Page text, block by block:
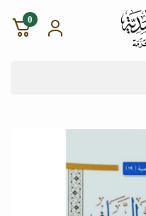
الأسدية للنشر
0